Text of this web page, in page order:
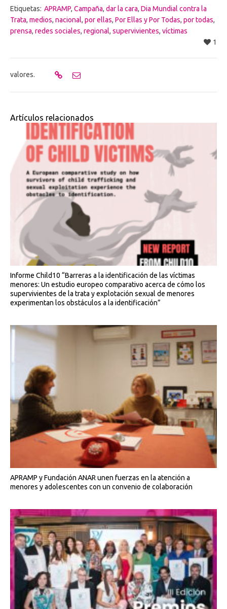
Etiquetas: APRAMP, Campaña, dar la cara, Dia Mundial contra la
Trata, medios, nacional, por ellas, Por Ellas y Por Todas, por todas,
prensa, redes sociales, regional, supervivientes, víctimas
1
valores.
Artículos relacionados
Informe Child10 “Barreras a la identificación de las víctimas
menores: Un estudio europeo comparativo acerca de cómo los
supervivientes de la trata y explotación sexual de menores
experimentan los obstáculos a la identificación”
APRAMP y Fundación ANAR unen fuerzas en la atención a
menores y adolescentes con un convenio de colaboración